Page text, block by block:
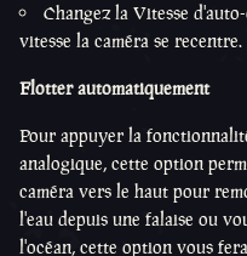
Changez la Vitesse
vitesse la caméra se recentre.
Flotter automatiquement
Pour appuyer la
analogique, cette option
caméra vers le haut pour
l'eau depuis une falaise ou
l'océan, cette option vous